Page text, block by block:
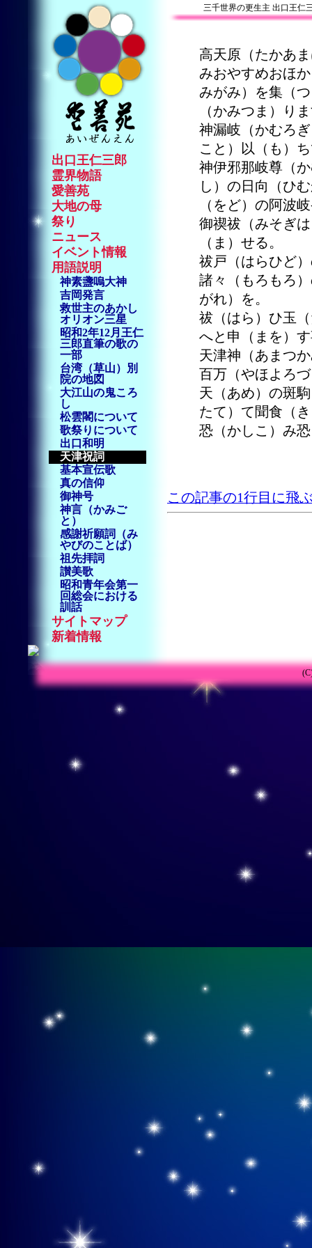
出口王仁三郎
霊界物語
愛善苑
大地の母
祭り
ニュース
イベント情報
用語説明
神素盞嗚大神
吉岡発言
救世主のあかし
オリオン三星
昭和2年12月王仁
三郎直筆の歌の
一部
台湾（草山）別
院の地図
大江山の鬼ころ
し
松雲閣について
歌祭りについて
出口和明
天津祝詞
基本宣伝歌
真の信仰
御神号
神言（かみご
と）
感謝祈願詞（み
やびのことば）
祖先拝詞
讃美歌
昭和青年会第一
回総会における
訓話
サイトマップ
新着情報
三千世界の更生主 出口王仁
高天原（たかあ
みおやすめおほ
みがみ）を集（
（かみつま）り
神漏岐（かむろ
こと）以（も）
神伊邪那岐尊（
し）の日向（ひ
（をど）の阿波
御禊祓（みそぎ
（ま）せる。
祓戸（はらひど
諸々（もろもろ
がれ）を。
祓（はら）ひ玉
へと申（まを）
天津神（あまつ
百万（やほよろ
天（あめ）の斑
たて）て聞食（
恐（かしこ）み
この記事の1行目に飛